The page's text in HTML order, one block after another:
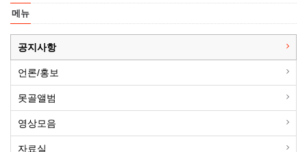
메뉴
공지사항
언론/홍보
못골앨범
영상모음
자료실